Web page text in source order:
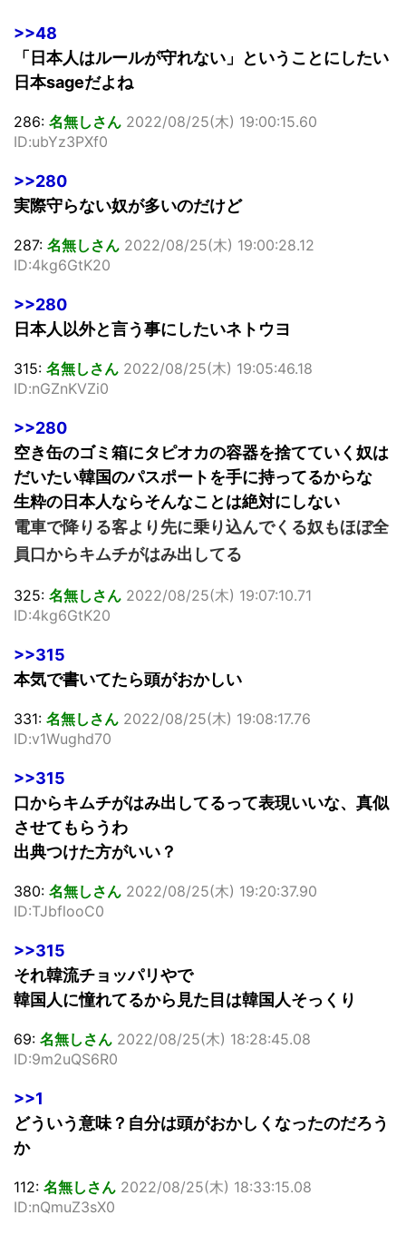
>>48
「日本人はルールが守れない」ということにしたい
日本sageだよね
286: 名無しさん 2022/08/25(木) 19:00:15.60
ID:ubYz3PXf0
>>280
実際守らない奴が多いのだけど
287: 名無しさん 2022/08/25(木) 19:00:28.12
ID:4kg6GtK20
>>280
日本人以外と言う事にしたいネトウヨ
315: 名無しさん 2022/08/25(木) 19:05:46.18
ID:nGZnKVZi0
>>280
空き缶のゴミ箱にタピオカの容器を捨てていく奴は
だいたい韓国のパスポートを手に持ってるからな
生粋の日本人ならそんなことは絶対にしない
電車で降りる客より先に乗り込んでくる奴もほぼ全
員口からキムチがはみ出してる
325: 名無しさん 2022/08/25(木) 19:07:10.71
ID:4kg6GtK20
>>315
本気で書いてたら頭がおかしい
331: 名無しさん 2022/08/25(木) 19:08:17.76
ID:v1Wughd70
>>315
口からキムチがはみ出してるって表現いいな、真似
させてもらうわ
出典つけた方がいい？
380: 名無しさん 2022/08/25(木) 19:20:37.90
ID:TJbflooC0
>>315
それ韓流チョッパリやで
韓国人に憧れてるから見た目は韓国人そっくり
69: 名無しさん 2022/08/25(木) 18:28:45.08
ID:9m2uQS6R0
>>1
どういう意味？自分は頭がおかしくなったのだろう
か
112: 名無しさん 2022/08/25(木) 18:33:15.08
ID:nQmuZ3sX0